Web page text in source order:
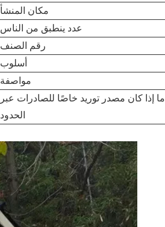
مكان المنشأ
عدد ينطبق من الناس
رقم الصنف
أسلوب
مواصفة
ما إذا كان مصدر توريد خاصًا للصادرات عبر
الحدود